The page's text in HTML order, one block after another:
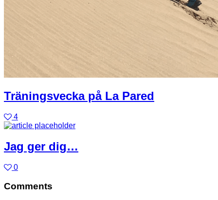
Träningsvecka på La Pared
4
Jag ger dig…
0
Comments